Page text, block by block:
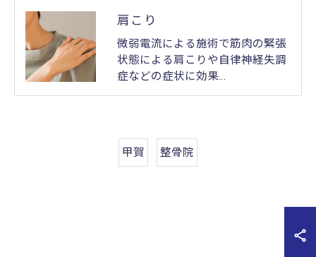
肩こり
微弱電流による施術で筋肉の緊張
状態による肩こりや自律神経失調
症などの症状に効果…
甲賀 整骨院